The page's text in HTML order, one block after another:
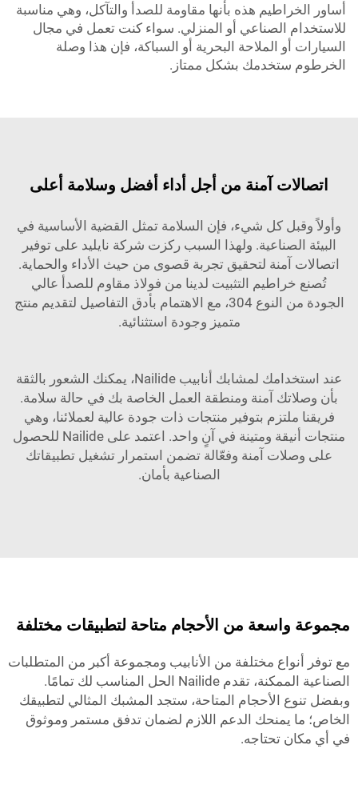
أساور الخراطيم هذه بأنها مقاومة للصدأ والتآكل، وهي مناسبة
للاستخدام الصناعي أو المنزلي. سواء كنت تعمل في مجال
السيارات أو الملاحة البحرية أو السباكة، فإن هذا وصلة
الخرطوم ستخدمك بشكل ممتاز.
اتصالات آمنة من أجل أداء أفضل وسلامة أعلى
وأولاً وقبل كل شيء، فإن السلامة تمثل القضية الأساسية في
البيئة الصناعية. ولهذا السبب ركزت شركة نايليد على توفير
اتصالات آمنة لتحقيق تجربة قصوى من حيث الأداء والحماية.
تُصنع خراطيم التثبيت لدينا من فولاذ مقاوم للصدأ عالي
الجودة من النوع 304، مع الاهتمام بأدق التفاصيل لتقديم منتج
متميز وجودة استثنائية.
عند استخدامك لمشابك أنابيب Nailide، يمكنك الشعور بالثقة
بأن وصلاتك آمنة ومنطقة العمل الخاصة بك في حالة سلامة.
فريقنا ملتزم بتوفير منتجات ذات جودة عالية لعملائنا، وهي
منتجات أنيقة ومتينة في آنٍ واحد. اعتمد على Nailide للحصول
على وصلات آمنة وفعّالة تضمن استمرار تشغيل تطبيقاتك
الصناعية بأمان.
مجموعة واسعة من الأحجام متاحة لتطبيقات مختلفة
مع توفر أنواع مختلفة من الأنابيب ومجموعة أكبر من المتطلبات
الصناعية الممكنة، تقدم Nailide الحل المناسب لك تمامًا.
وبفضل تنوع الأحجام المتاحة، ستجد المشبك المثالي لتطبيقك
الخاص؛ ما يمنحك الدعم اللازم لضمان تدفق مستمر وموثوق
في أي مكان تحتاجه.